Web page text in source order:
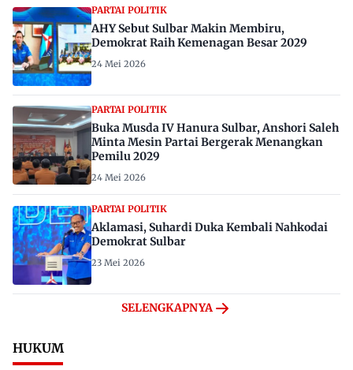
PARTAI POLITIK
AHY Sebut Sulbar Makin Membiru,
Demokrat Raih Kemenagan Besar 2029
24 Mei 2026
PARTAI POLITIK
Buka Musda IV Hanura Sulbar, Anshori Saleh
Minta Mesin Partai Bergerak Menangkan
Pemilu 2029
24 Mei 2026
PARTAI POLITIK
Aklamasi, Suhardi Duka Kembali Nahkodai
Demokrat Sulbar
23 Mei 2026
SELENGKAPNYA
HUKUM